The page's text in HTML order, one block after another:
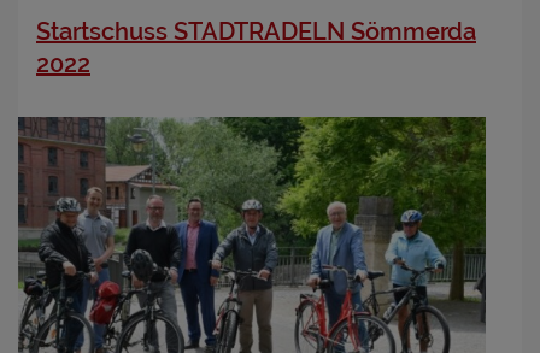
Startschuss STADTRADELN Sömmerda
2022